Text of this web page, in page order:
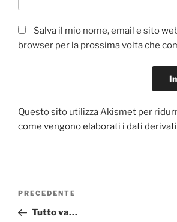
Salva il mio nome, email e sito
browser per la prossima volta che
Questo sito utilizza Akismet per
come vengono elaborati i dati
Navigazione
Articolo
precedente:
PRECEDENTE
Tutto va…